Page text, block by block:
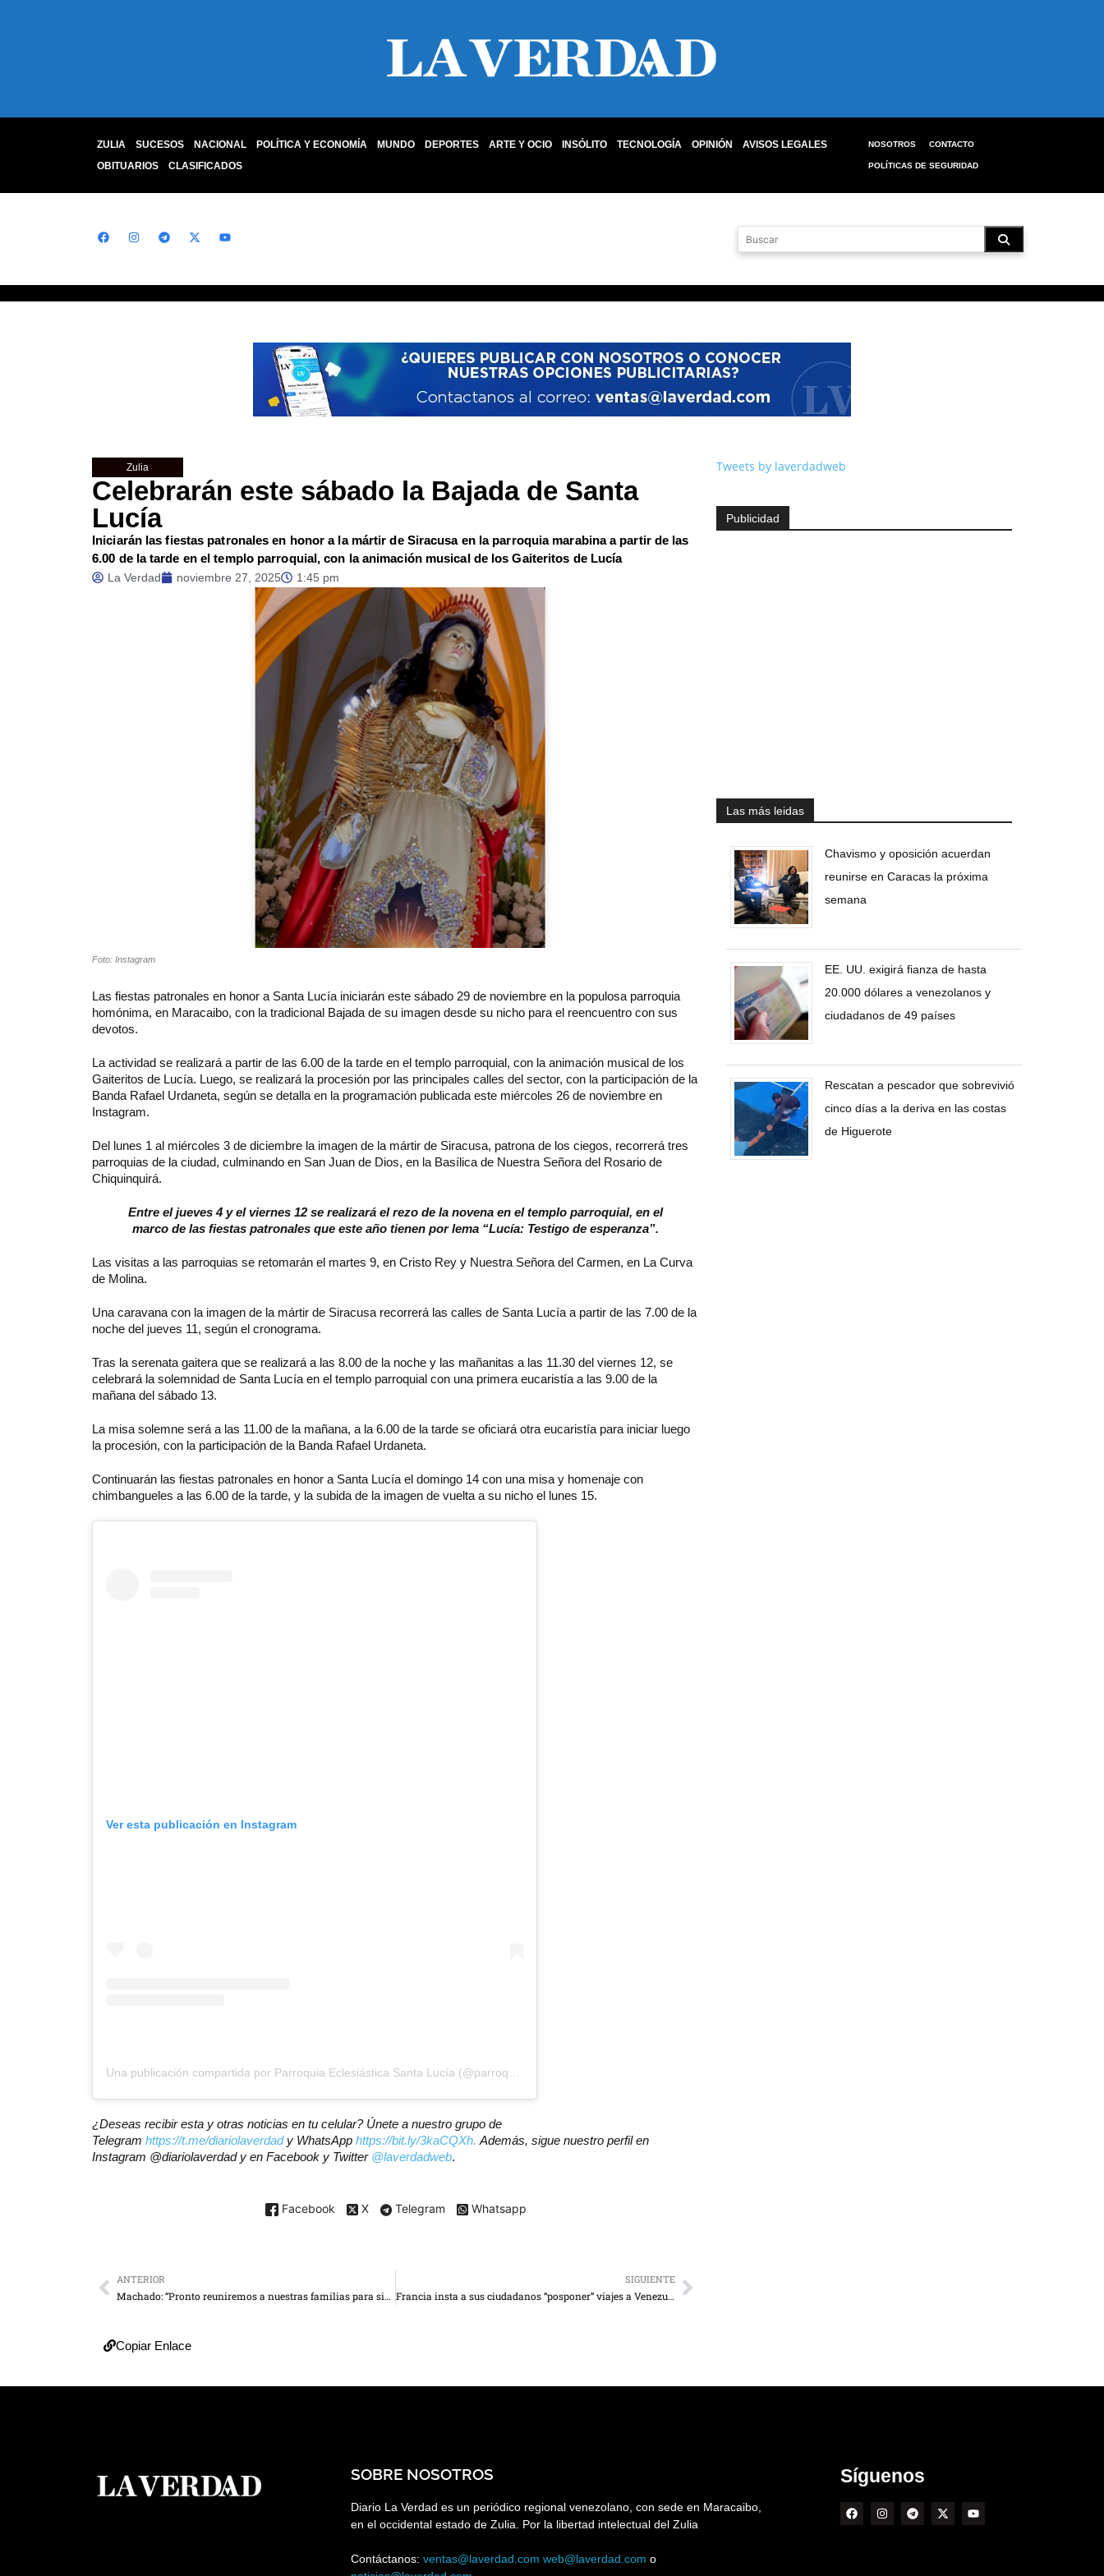
ZULIA SUCESOS NACIONAL POLÍTICA Y ECONOMÍA MUNDO DEPORTES ARTE Y OCIO INSÓLITO TECNOLOGÍA OPINIÓN
AVISOS LEGALES
OBITUARIOS
CLASIFICADOS
NOSOTROS CONTACTO
POLÍTICAS DE SEGURIDAD
Zulia
Celebrarán este sábado la Bajada de Santa
Lucía
Iniciarán las fiestas patronales en honor a la mártir de Siracusa en la parroquia marabina a partir de las
6.00 de la tarde en el templo parroquial, con la animación musical de los Gaiteritos de Lucía
La Verdad noviembre 27, 2025 1:45 pm
Foto: Instagram
Las fiestas patronales en honor a Santa Lucía iniciarán este sábado 29 de noviembre en la populosa parroquia
homónima, en Maracaibo, con la tradicional Bajada de su imagen desde su nicho para el reencuentro con sus
devotos.
La actividad se realizará a partir de las 6.00 de la tarde en el templo parroquial, con la animación musical de los
Gaiteritos de Lucía. Luego, se realizará la procesión por las principales calles del sector, con la participación de la
Banda Rafael Urdaneta, según se detalla en la programación publicada este miércoles 26 de noviembre en
Instagram.
Del lunes 1 al miércoles 3 de diciembre la imagen de la mártir de Siracusa, patrona de los ciegos, recorrerá tres
parroquias de la ciudad, culminando en San Juan de Dios, en la Basílica de Nuestra Señora del Rosario de
Chiquinquirá.
Entre el jueves 4 y el viernes 12 se realizará el rezo de la novena en el templo parroquial, en el
marco de las fiestas patronales que este año tienen por lema “Lucía: Testigo de esperanza”.
Las visitas a las parroquias se retomarán el martes 9, en Cristo Rey y Nuestra Señora del Carmen, en La Curva
de Molina.
Una caravana con la imagen de la mártir de Siracusa recorrerá las calles de Santa Lucía a partir de las 7.00 de la
noche del jueves 11, según el cronograma.
Tras la serenata gaitera que se realizará a las 8.00 de la noche y las mañanitas a las 11.30 del viernes 12, se
celebrará la solemnidad de Santa Lucía en el templo parroquial con una primera eucaristía a las 9.00 de la
mañana del sábado 13.
La misa solemne será a las 11.00 de la mañana, a la 6.00 de la tarde se oficiará otra eucaristía para iniciar luego
la procesión, con la participación de la Banda Rafael Urdaneta.
Continuarán las fiestas patronales en honor a Santa Lucía el domingo 14 con una misa y homenaje con
chimbangueles a las 6.00 de la tarde, y la subida de la imagen de vuelta a su nicho el lunes 15.
Ver esta publicación en Instagram
Una publicación compartida por Parroquia Eclesiástica Santa Lucía (@parroquia.santaluciamcbo)
¿Deseas recibir esta y otras noticias en tu celular? Únete a nuestro grupo de
Telegram https://t.me/diariolaverdady WhatsApp https://bit.ly/3kaCQXh. Además, sigue nuestro perfil en
Instagram @diariolaverdad y en Facebook y Twitter @laverdadweb.
Facebook X Telegram Whatsapp
Tweets by laverdadweb
Publicidad
Las más leidas
Chavismo y oposición acuerdan
reunirse en Caracas la próxima
semana
EE. UU. exigirá fianza de hasta
20.000 dólares a venezolanos y
ciudadanos de 49 países
Rescatan a pescador que sobrevivió
cinco días a la deriva en las costas
de Higuerote
ANTERIOR
Machado: “Pronto reuniremos a nuestras familias para siempre”
SIGUIENTE
Francia insta a sus ciudadanos “posponer” viajes a Venezuela por “seguridad delicada”
Copiar Enlace
SOBRE NOSOTROS
Diario La Verdad es un periódico regional venezolano, con sede en Maracaibo,
en el occidental estado de Zulia. Por la libertad intelectual del Zulia
Contáctanos: ventas@laverdad.com web@laverdad.com o
Síguenos